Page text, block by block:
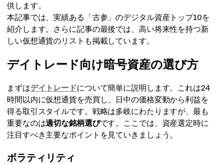
供します。
本記事では、実績ある「古参」のデジタル資産トップ10を
紹介します。さらに記事の最後では、高い将来性を持つ新
しい仮想通貨のリストも掲載しています。
デイトレード向け暗号資産の選び方
まずはデイトレードについて簡単に説明します。これは24
時間以内に仮想通貨を売買し、日中の価格変動から利益を
得る取引スタイルです。戦略は多岐にわたりますが、最も
重要なのは適切な銘柄選びです。ここでは、資産選定時に
注目すべき主要なポイントを見ていきましょう。
ボラティリティ